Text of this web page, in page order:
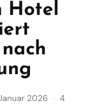
Hotel
2026 · 4